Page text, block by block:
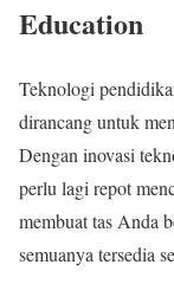
Education
Teknologi
dirancang untuk
Dengan inovasi
perlu lagi repot
membuat tas Anda
semuanya tersedia